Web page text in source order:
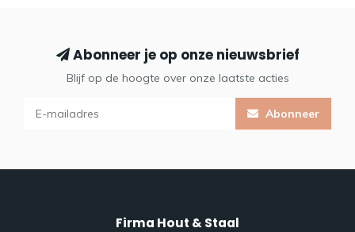
Abonneer je op onze nieuwsbrief
Blijf op de hoogte over onze laatste acties
Abonneer
Firma Hout & Staal